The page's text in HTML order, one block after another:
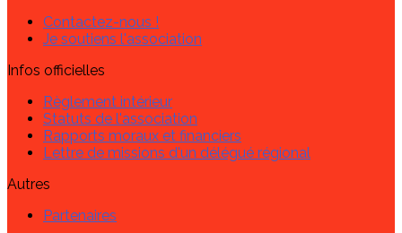
Contactez-nous !
Je soutiens l'association
Infos officielles
Règlement intérieur
Statuts de l'association
Rapports moraux et financiers
Lettre de missions d'un délégué régional
Autres
Partenaires